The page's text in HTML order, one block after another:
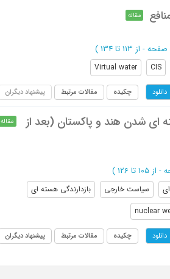
مقاله
از 113 تا 134 )
CIS
Virtual water
دانلود چکیده مقالات مرتبط پیشنهاد دیگران
ای شدن هند و پاکستان (بعد از
مقاله
از 105 تا 126 )
سیاست خارجی
بازدارندگی هسته ای
nuclear
دانلود چکیده مقالات مرتبط پیشنهاد دیگران